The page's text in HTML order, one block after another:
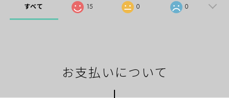
すべて 15 0 0
お支払いについて